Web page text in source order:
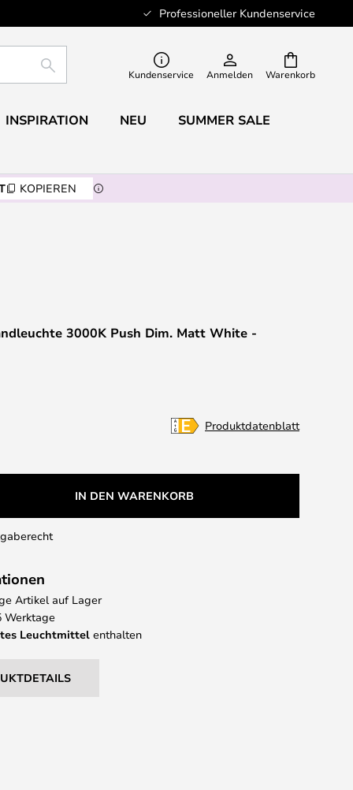
Professioneller Kundenservice
Warenkorb
SUCHE Kundenservice Anmelden
INSPIRATION NEU SUMMER SALE
KOPIEREN
3000K Push Dim. Matt White -
Produktdatenblatt
IN DEN WARENKORB
Artikel auf Lager
Werktage
Leuchtmittel enthalten